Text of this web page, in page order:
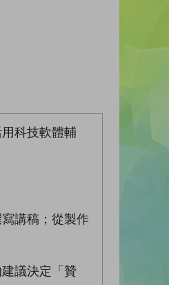
科技軟體輔
講稿；從製作
議決定「贊